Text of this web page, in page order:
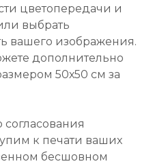
цветопередачи и
выбрать
вашего изображения.
дополнительно
50х50 см за
к печати ваших
бесшовном